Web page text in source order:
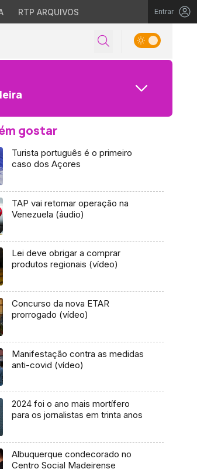
RTP ARQUIVOS Entrar
gostar
Turista português é o primeiro
caso dos Açores
TAP vai retomar operação na
Venezuela (áudio)
Lei deve obrigar a comprar
produtos regionais (vídeo)
Concurso da nova ETAR
prorrogado (vídeo)
Manifestação contra as medidas
anti-covid (vídeo)
2024 foi o ano mais mortífero
para os jornalistas em trinta anos
Albuquerque condecorado no
Centro Social Madeirense